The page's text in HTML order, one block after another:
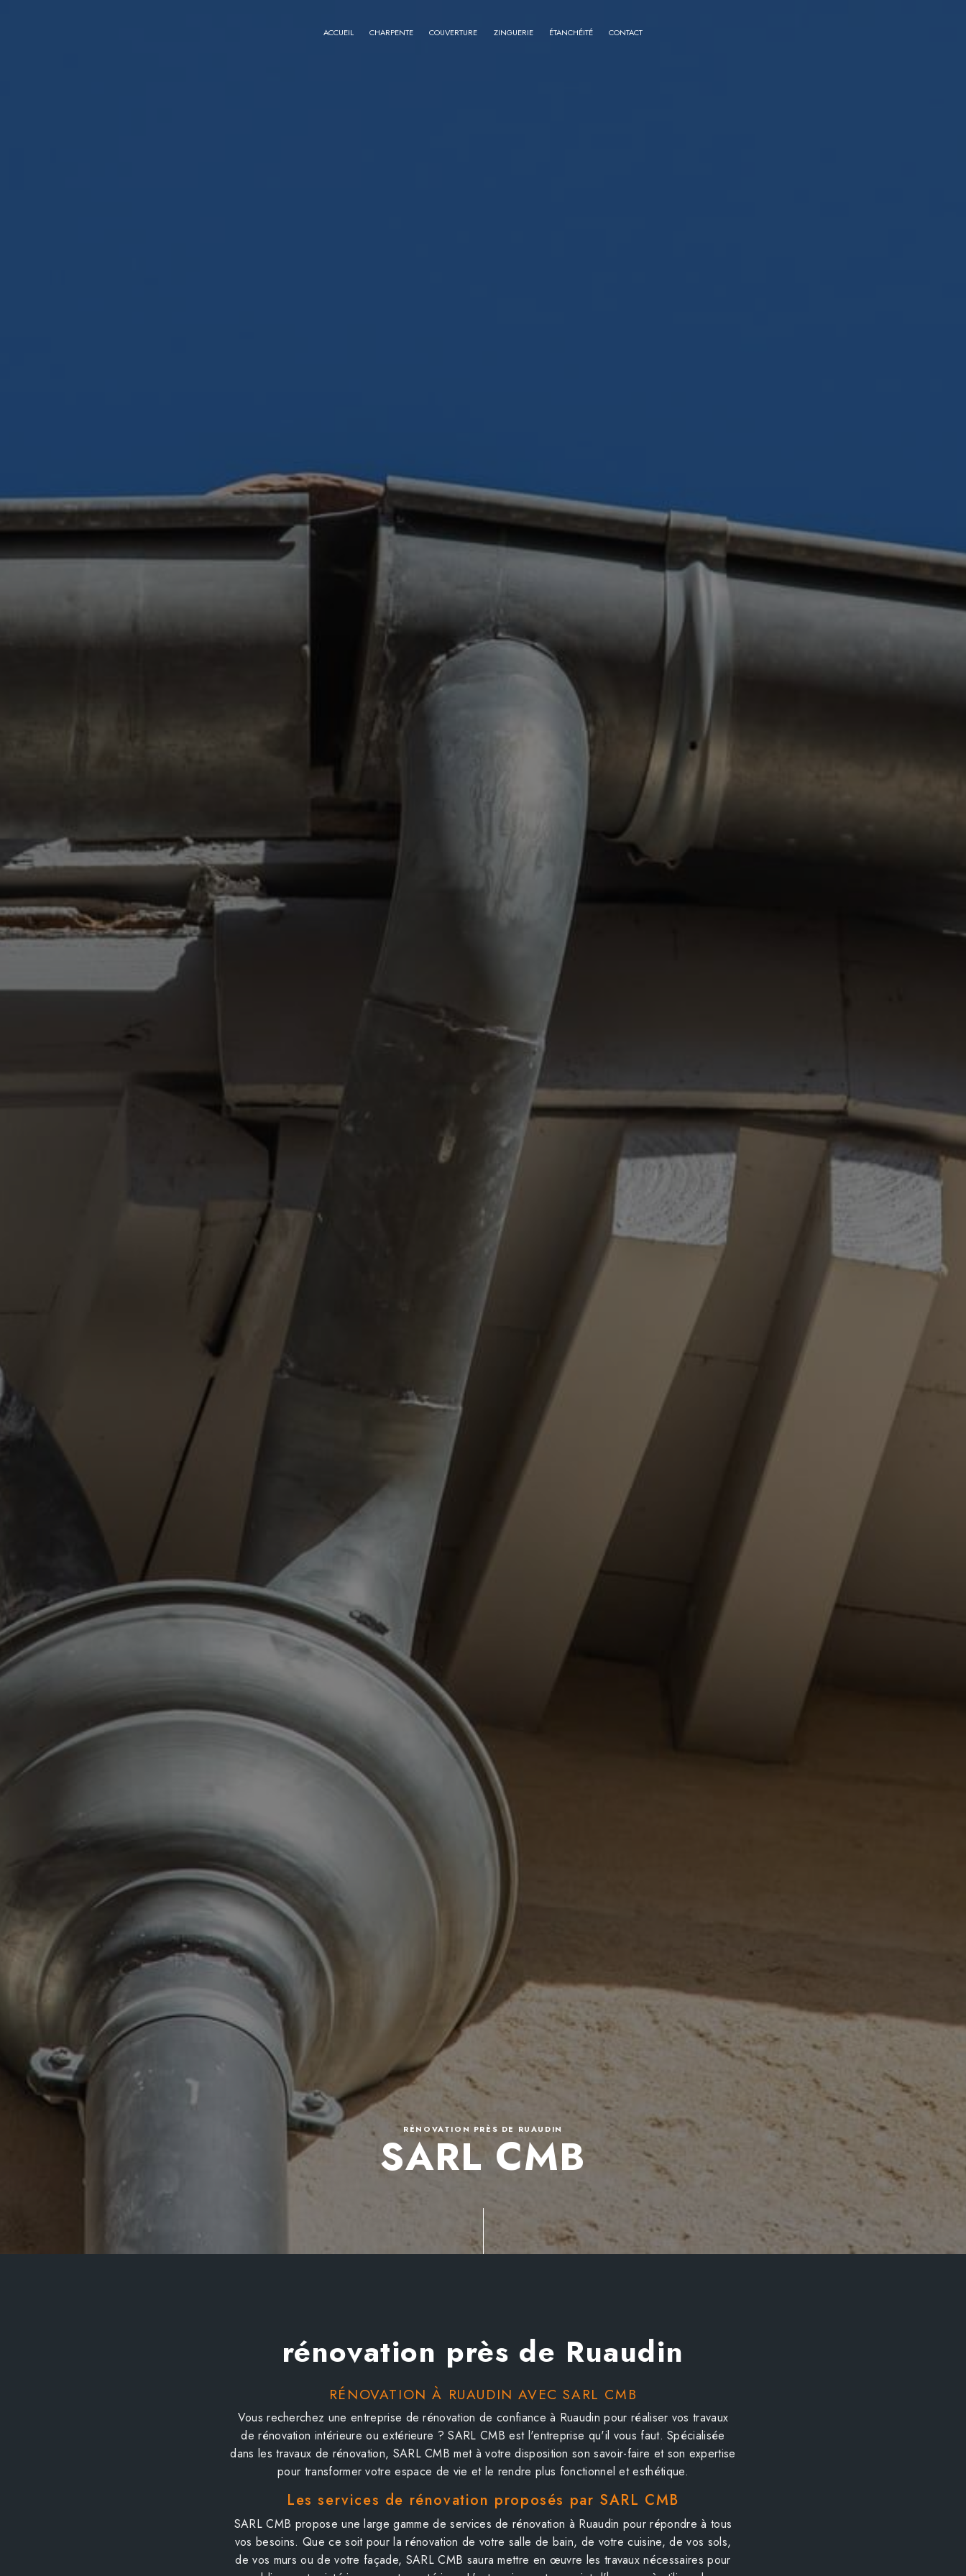
ACCUEIL CHARPENTE COUVERTURE ZINGUERIE ÉTANCHÉITÉ CONTACT
RÉNOVATION PRÈS DE RUAUDIN
SARL CMB
rénovation près de Ruaudin
RÉNOVATION À RUAUDIN AVEC SARL CMB
Vous recherchez une entreprise de rénovation de confiance à Ruaudin pour réaliser vos travaux
de rénovation intérieure ou extérieure ? SARL CMB est l'entreprise qu'il vous faut. Spécialisée
dans les travaux de rénovation, SARL CMB met à votre disposition son savoir-faire et son expertise
pour transformer votre espace de vie et le rendre plus fonctionnel et esthétique.
Les services de rénovation proposés par SARL CMB
SARL CMB propose une large gamme de services de rénovation à Ruaudin pour répondre à tous
vos besoins. Que ce soit pour la rénovation de votre salle de bain, de votre cuisine, de vos sols,
de vos murs ou de votre façade, SARL CMB saura mettre en œuvre les travaux nécessaires pour